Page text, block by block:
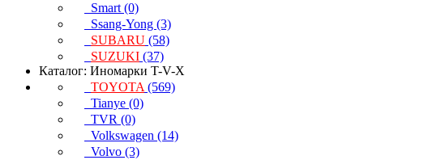
Smart (0)
Ssang-Yong (3)
SUBARU (58)
SUZUKI (37)
Каталог: Иномарки T-V-X
TOYOTA (569)
Tianye (0)
TVR (0)
Volkswagen (14)
Volvo (3)